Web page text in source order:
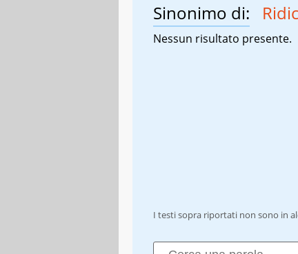
Sinonimo di:
Nessun risultato presente.
I testi sopra riportati non sono in